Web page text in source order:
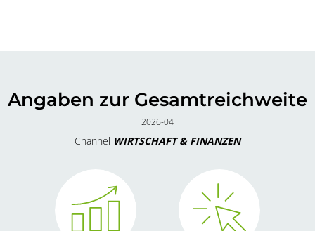
Angaben zur Gesamtreichweite
2026-04
Channel WIRTSCHAFT & FINANZEN